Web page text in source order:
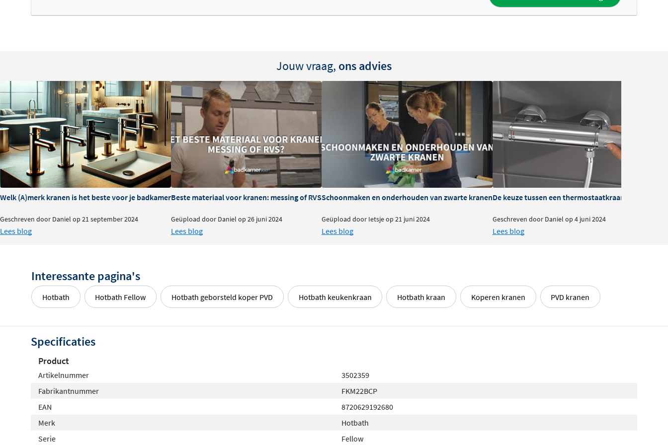
Jouw vraag, ons advies
Welk (A)merk kranen is het beste voor je badkamer?
Geschreven door Daniel op 21 september 2024
Lees blog
Beste materiaal voor kranen: messing of RVS
Geüpload door Daniel op 26 juni 2024
Lees blog
Schoonmaken en onderhouden van zwarte kranen
Geüpload door Ietsje op 21 juni 2024
Lees blog
De keuze tussen een thermostaatkraan of
Geschreven door Daniel op 4 juni 2024
Lees blog
Interessante pagina's
Hotbath Hotbath Fellow Hotbath geborsteld koper PVD Hotbath keukenkraan Hotbath kraan Koperen kranen PVD kranen
Specificaties
Product
Artikelnummer
3502359
Fabrikantnummer
FKM22BCP
EAN
8720629192680
Merk
Hotbath
Serie
Fellow